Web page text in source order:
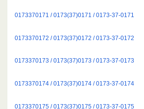
0173370171 / 0173(37)0171 / 0173-37-0171
0173370172 / 0173(37)0172 / 0173-37-0172
0173370173 / 0173(37)0173 / 0173-37-0173
0173370174 / 0173(37)0174 / 0173-37-0174
0173370175 / 0173(37)0175 / 0173-37-0175